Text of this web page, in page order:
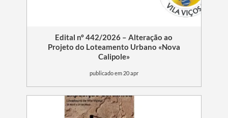
Edital nº 442/2026 – Alteração ao
Projeto do Loteamento Urbano «Nova
Calipole»
publicado em 20 apr